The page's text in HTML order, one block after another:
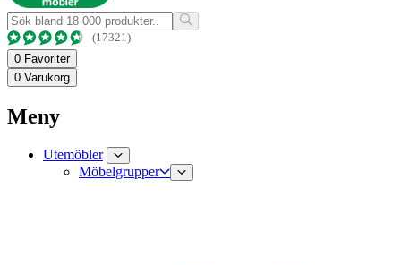
(17321)
0 Favoriter
0 Varukorg
Meny
Utemöbler
Möbelgrupper